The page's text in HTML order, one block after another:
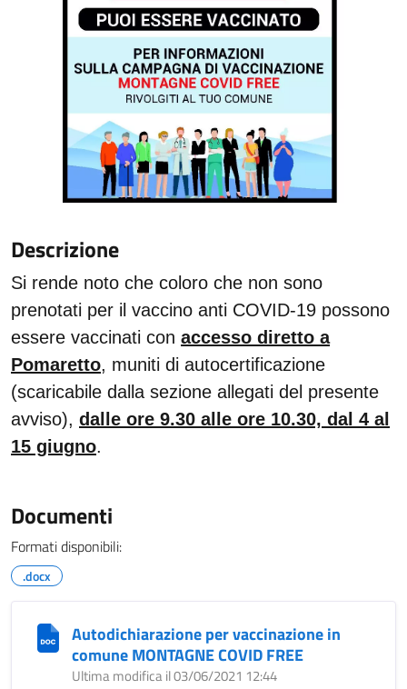
Descrizione
Si rende noto che coloro che non sono
prenotati per il vaccino anti COVID-19 possono
essere vaccinati con accesso diretto a
Pomaretto, muniti di autocertificazione
(scaricabile dalla sezione allegati del presente
avviso), dalle ore 9.30 alle ore 10.30, dal 4 al
15 giugno.
Documenti
Formati disponibili:
.docx
Autodichiarazione per vaccinazione in
comune MONTAGNE COVID FREE
Ultima modifica il 03/06/2021 12:44